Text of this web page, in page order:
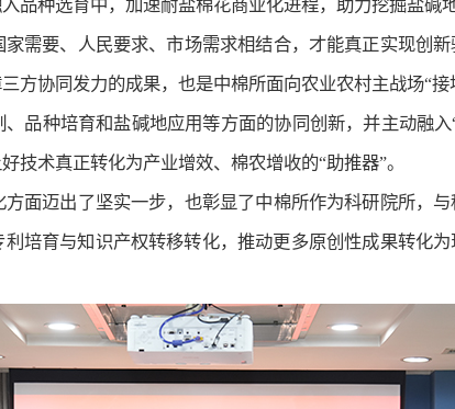
品种选育中，加速耐盐棉花商业化进程，助力挖掘盐碱
需要、人民要求、市场需求相结合，才能真正实现创
方协同发力的成果，也是中棉所面向农业农村主战场“
品种培育和盐碱地应用等方面的协同创新，并主动融
术真正转化为产业增效、棉农增收的“助推器”。
面迈出了坚实一步，也彰显了中棉所作为科研院所，
培育与知识产权转移转化，推动更多原创性成果转化